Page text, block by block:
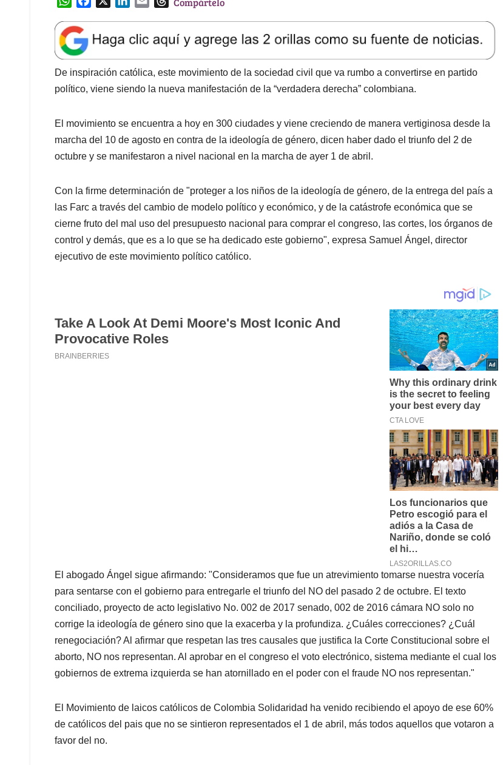
a
t
s
A
p
e
b
o
o
k
e
d
I
l
e
a
d
s
De inspiración católica, este movimiento de la sociedad civil que va rumbo a convertirse en partido
político, viene siendo la nueva manifestación de la “verdadera derecha” colombiana.
El movimiento se encuentra a hoy en 300 ciudades y viene creciendo de manera vertiginosa desde la
marcha del 10 de agosto en contra de la ideología de género, dicen haber dado el triunfo del 2 de
octubre y se manifestaron a nivel nacional en la marcha de ayer 1 de abril.
Con la firme determinación de "proteger a los niños de la ideología de género, de la entrega del país a
las Farc a través del cambio de modelo político y económico, y de la catástrofe económica que se
cierne fruto del mal uso del presupuesto nacional para comprar el congreso, las cortes, los órganos de
control y demás, que es a lo que se ha dedicado este gobierno", expresa Samuel Ángel, director
ejecutivo de este movimiento político católico.
El abogado Ángel sigue afirmando: "Consideramos que fue un atrevimiento tomarse nuestra vocería
para sentarse con el gobierno para entregarle el triunfo del NO del pasado 2 de octubre. El texto
conciliado, proyecto de acto legislativo No. 002 de 2017 senado, 002 de 2016 cámara NO solo no
corrige la ideología de género sino que la exacerba y la profundiza. ¿Cuáles correcciones? ¿Cuál
renegociación? Al afirmar que respetan las tres causales que justifica la Corte Constitucional sobre el
aborto, NO nos representan. Al aprobar en el congreso el voto electrónico, sistema mediante el cual los
gobiernos de extrema izquierda se han atornillado en el poder con el fraude NO nos representan."
El Movimiento de laicos católicos de Colombia Solidaridad ha venido recibiendo el apoyo de ese 60%
de católicos del pais que no se sintieron representados el 1 de abril, más todos aquellos que votaron a
favor del no.